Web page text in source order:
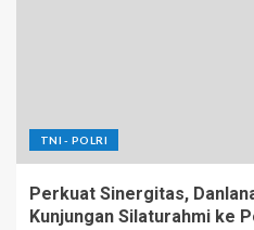
TNI - POLRI
Perkuat Sinergitas,
Kunjungan Silaturahmi ke